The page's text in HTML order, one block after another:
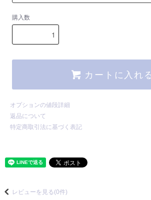
購入数
カートに入れ
オプションの値段詳細
返品について
特定商取引法に基づく表記
レビューを見る(0件)